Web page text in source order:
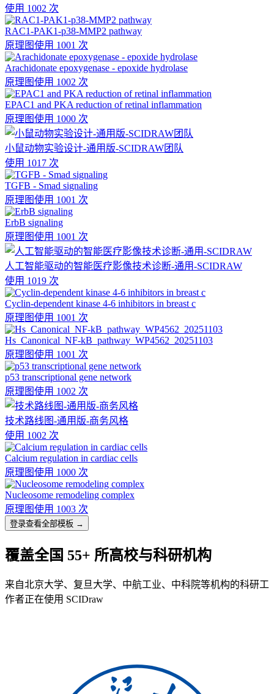
使用 1002 次
RAC1-PAK1-p38-MMP2 pathway
原理图使用 1001 次
Arachidonate epoxygenase - epoxide hydrolase
原理图使用 1002 次
EPAC1 and PKA reduction of retinal inflammation
原理图使用 1000 次
小鼠动物实验设计-通用版-SCIDRAW团队
使用 1017 次
TGFB - Smad signaling
原理图使用 1001 次
ErbB signaling
原理图使用 1001 次
人工智能驱动的智能医疗影像技术诊断-通用-SCIDRAW
使用 1019 次
Cyclin-dependent kinase 4-6 inhibitors in breast c
原理图使用 1001 次
Hs_Canonical_NF-kB_pathway_WP4562_20251103
原理图使用 1001 次
p53 transcriptional gene network
原理图使用 1002 次
技术路线图-通用版-商务风格
使用 1002 次
Calcium regulation in cardiac cells
原理图使用 1000 次
Nucleosome remodeling complex
原理图使用 1003 次
登录查看全部模板 →
覆盖全国 55+ 所高校与科研机构
来自北京大学、复旦大学、中航工业、中科院等机构的科研工
作者正在使用 SCIDraw